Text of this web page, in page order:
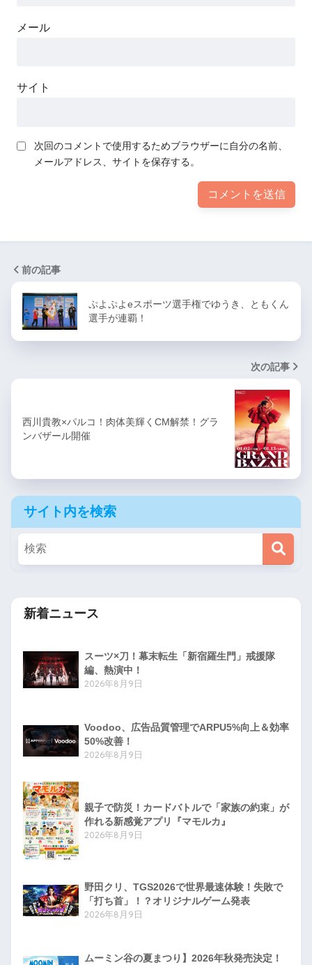
メール
サイト
次回のコメントで使用するためブラウザーに自分の名前、
メールアドレス、サイトを保存する。
前の記事
ぷよぷよeスポーツ選手権でゆうき、ともくん
選手が連覇！
次の記事
西川貴教×パルコ！肉体美輝くCM解禁！グラ
ンバザール開催
サイト内を検索
新着ニュース
スーツ×刀！幕末転生「新宿羅生門」戒援隊
編、熱演中！
2026年8月9日
Voodoo、広告品質管理でARPU5%向上＆効率
50%改善！
2026年8月9日
親子で防災！カードバトルで「家族の約束」が
作れる新感覚アプリ『マモルカ』
2026年8月9日
野田クリ、TGS2026で世界最速体験！失敗で
「打ち首」！？オリジナルゲーム発表
2026年8月9日
ムーミン谷の夏まつり】2026年秋発売決定！